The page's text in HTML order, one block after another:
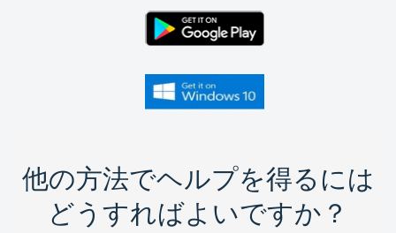
他の方法でヘルプを得るには
どうすればよいですか？